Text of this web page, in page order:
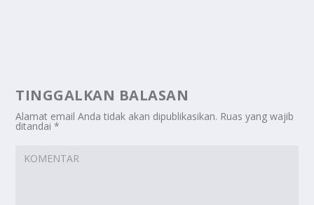
TINGGALKAN BALASAN
Alamat email Anda tidak akan dipublikasikan. Ruas yang wajib
ditandai*